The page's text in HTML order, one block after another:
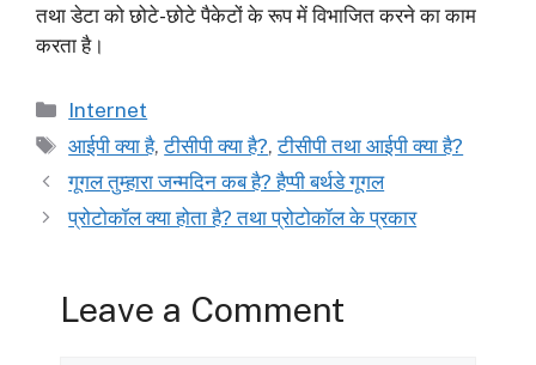
तथा डेटा को छोटे-छोटे पैकेटों के रूप में विभाजित करने का काम
करता है।
Categories
Internet
Tags
आईपी क्या है,टीसीपी क्या है?,टीसीपी तथा आईपी क्या है?
गूगल तुम्हारा जन्मदिन कब है? हैप्पी बर्थडे गूगल
प्रोटोकॉल क्या होता है? तथा प्रोटोकॉल के प्रकार
Leave a Comment